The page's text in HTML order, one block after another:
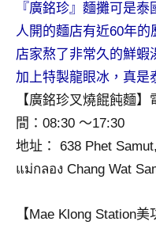
『廣銘珍』麵攤可是
人開的麵店有近60年的
店家熬了非常久的鮮蝦
加上特製龍眼冰，真是
【廣銘珍叉燒餛飩麵
間：08:30 ～17:30
地址： 638 Phet
แม่กลอง Chang Wat
【Mae Klong Station